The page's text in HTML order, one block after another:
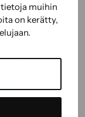
muihin
on kerätty,